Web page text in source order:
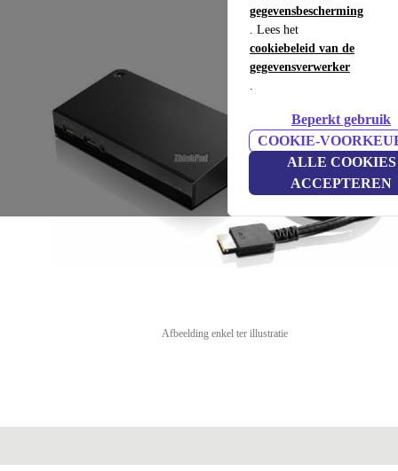
gegevensbescherming
. Lees het
cookiebeleid van de
gegevensverwerker
.
Beperkt gebruik
COOKIE-
ALLE COOKIES
ACCEPTEREN
Afbeelding enkel ter illustratie